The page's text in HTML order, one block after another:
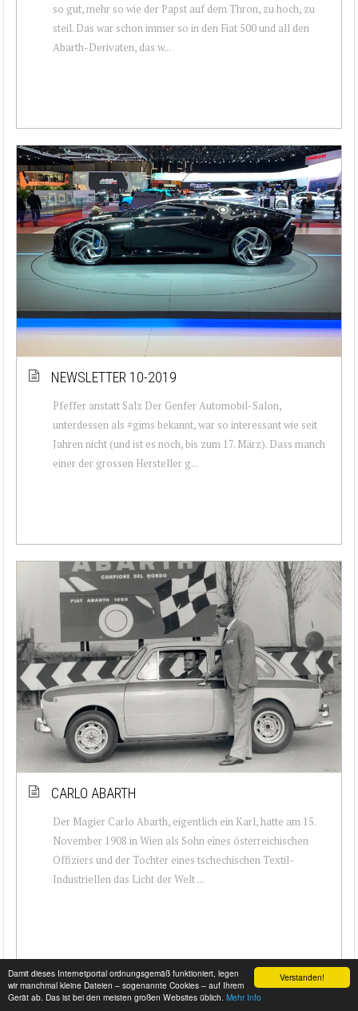
Verstanden!
Damit dieses Internetportal ordnungsgemäß funktioniert, legen
wir manchmal kleine Dateien – sogenannte Cookies – auf Ihrem
Gerät ab. Das ist bei den meisten großen Websites üblich. Mehr Info
so gut, mehr so wie der Papst auf dem Thron, zu hoch, zu
steil. Das war schon immer so in den Fiat 500 und all den
Abarth-Derivaten, das w...
NEWSLETTER 10-2019
Pfeffer anstatt Salz Der Genfer Automobil-Salon,
unterdessen als #gims bekannt, war so interessant wie seit
Jahren nicht (und ist es noch, bis zum 17. März). Dass manch
einer der grossen Hersteller g...
CARLO ABARTH
Der Magier Carlo Abarth, eigentlich ein Karl, hatte am 15.
November 1908 in Wien als Sohn eines österreichischen
Offiziers und der Tochter eines tschechischen Textil-
Industriellen das Licht der Welt ...